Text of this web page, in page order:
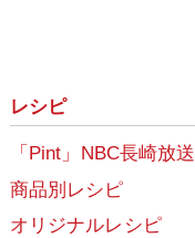
レシピ
「Pint」NBC長崎放送
商品別レシピ
オリジナルレシピ